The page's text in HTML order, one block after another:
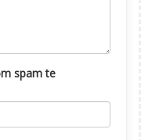
spam te